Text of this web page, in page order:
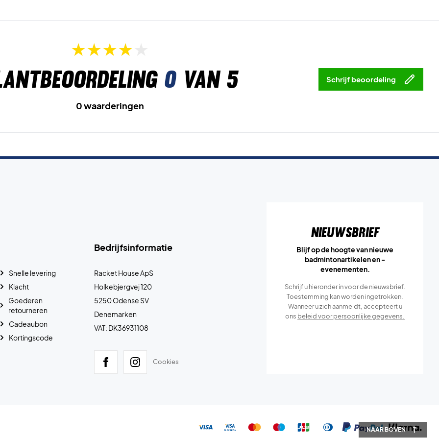
NAAR BOVEN
0van 5 Schrijf beoordeling
0 waarderingen
Bedrijfsinformatie
Racket House ApS
Holkebjergvej 120
5250 Odense SV
Denemarken
VAT: DK36931108
Cookies
Snelle levering
Klacht
Goederen
retourneren
Cadeaubon
Kortingscode
Nieuwsbrief
Blijf op de hoogte van nieuwe
badmintonartikelen en -
evenementen.
Schrijf u hieronder in voor de nieuwsbrief.
Toestemming kan worden ingetrokken.
Wanneer u zich aanmeldt, accepteert u
ons beleid voor persoonlijke gegevens.